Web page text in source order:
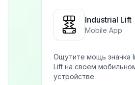
Industrial Lift
Mobile App
Ощутите мощь значка
Lift на своем
устройстве